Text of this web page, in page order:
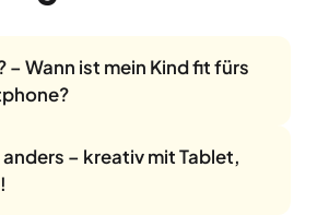
– Wann ist mein Kind fit fürs
– kreativ mit Tablet,